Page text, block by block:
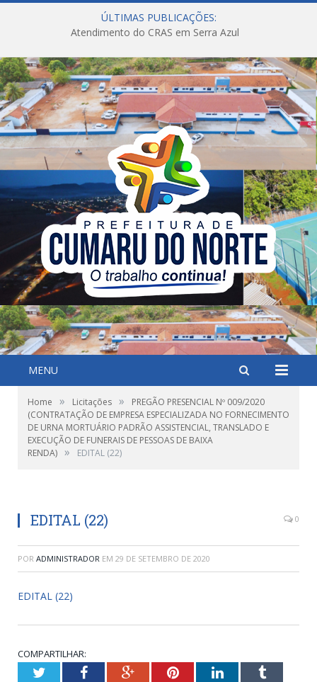
ÚLTIMAS PUBLICAÇÕES:
Atendimento do CRAS em Serra Azul
MENU
Home » Licitações »
PREGÃO PRESENCIAL Nº 009/2020
(CONTRATAÇÃO DE EMPRESA ESPECIALIZADA NO FORNECIMENTO
DE URNA MORTUÁRIO PADRÃO ASSISTENCIAL, TRANSLADO E
EXECUÇÃO DE FUNERAIS DE PESSOAS DE BAIXA
RENDA) » EDITAL (22)
EDITAL (22) 0
POR ADMINISTRADOR EM 29 DE SETEMBRO DE 2020
EDITAL (22)
COMPARTILHAR:
TwitterFacebookGoogle+PinterestLinkedInTumblr